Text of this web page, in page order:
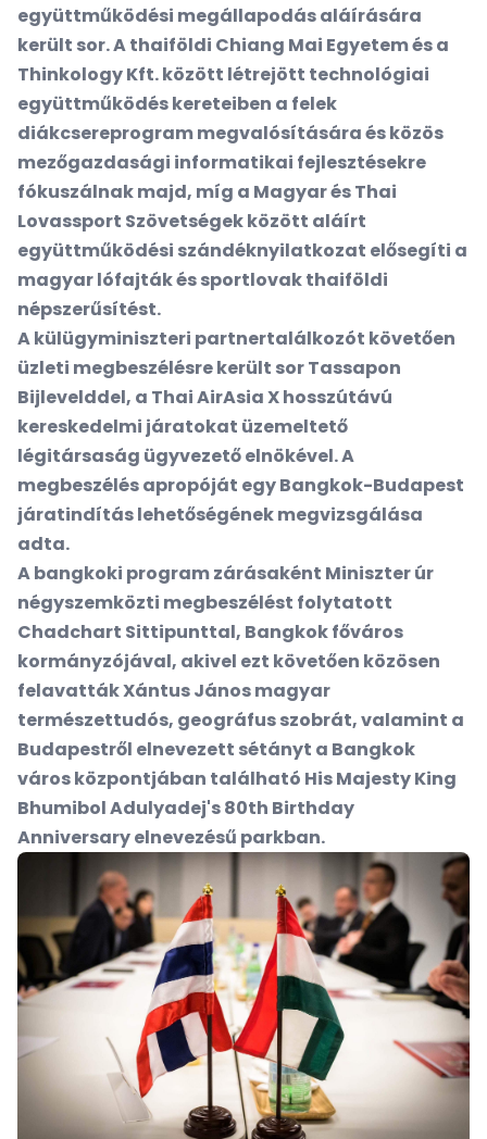
együttműködési megállapodás aláírására
került sor. A thaiföldi Chiang Mai Egyetem és a
Thinkology Kft. között létrejött technológiai
együttműködés kereteiben a felek
diákcsereprogram megvalósítására és közös
mezőgazdasági informatikai fejlesztésekre
fókuszálnak majd, míg a Magyar és Thai
Lovassport Szövetségek között aláírt
együttműködési szándéknyilatkozat elősegíti a
magyar lófajták és sportlovak thaiföldi
népszerűsítést.
A külügyminiszteri partnertalálkozót követően
üzleti megbeszélésre került sor Tassapon
Bijlevelddel, a Thai AirAsia X hosszútávú
kereskedelmi járatokat üzemeltető
légitársaság ügyvezető elnökével. A
megbeszélés apropóját egy Bangkok-Budapest
járatindítás lehetőségének megvizsgálása
adta.
A bangkoki program zárásaként Miniszter úr
négyszemközti megbeszélést folytatott
Chadchart Sittipunttal, Bangkok főváros
kormányzójával, akivel ezt követően közösen
felavatták Xántus János magyar
természettudós, geográfus szobrát, valamint a
Budapestről elnevezett sétányt a Bangkok
város központjában található His Majesty King
Bhumibol Adulyadej's 80th Birthday
Anniversary elnevezésű parkban.